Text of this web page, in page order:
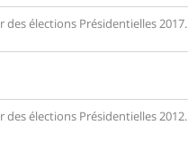
élections Présidentielles 2017.
élections Présidentielles 2012.